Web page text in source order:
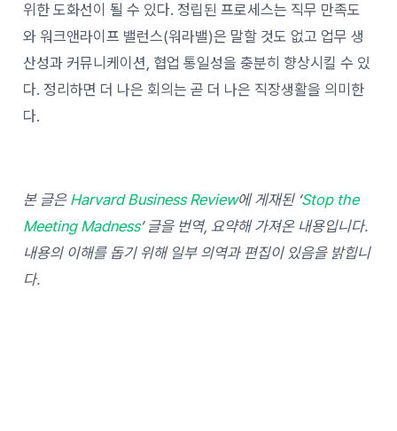
위한 도화선이 될 수 있다. 정립된 프로세스는 직무 만족도
와 워크앤라이프 밸런스(워라밸)은 말할 것도 없고 업무 생
산성과 커뮤니케이션, 협업 통일성을 충분히 향상시킬 수 있
다. 정리하면 더 나은 회의는 곧 더 나은 직장생활을 의미한
다.
본 글은 Harvard Business Review에 게재된 ‘Stop the
Meeting Madness‘ 글을 번역, 요약해 가져온 내용입니다.
내용의 이해를 돕기 위해 일부 의역과 편집이 있음을 밝힙니
다.